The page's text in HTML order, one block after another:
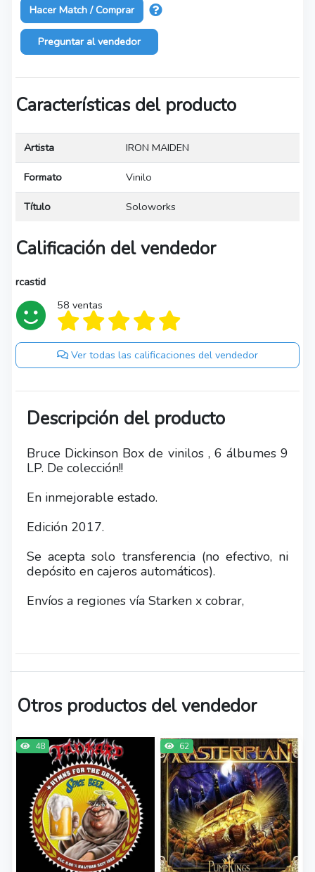
Hacer Match / Comprar
Preguntar al vendedor
Características del producto
Artista IRON MAIDEN
Formato Vinilo
Título Soloworks
Calificación del vendedor
rcastid
58 ventas
Ver todas las calificaciones del vendedor
Descripción del producto
Bruce Dickinson Box de vinilos , 6 álbumes 9
LP. De colección!!
En inmejorable estado.
Edición 2017.
Se acepta solo transferencia (no efectivo, ni
depósito en cajeros automáticos).
Envíos a regiones vía Starken x cobrar,
Otros productos del vendedor
48 62